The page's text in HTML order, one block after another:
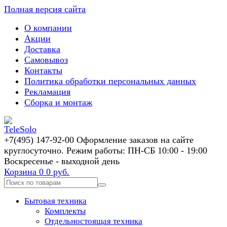
Полная версия сайта
О компании
Акции
Доставка
Самовывоз
Контакты
Политика обработки персональных данных
Рекламация
Сборка и монтаж
+7(495) 147-92-00 Оформление заказов на сайте
круглосуточно. Режим работы: ПН-СБ 10:00 - 19:00
Воскресенье - выходной день
Корзина 0 0 руб.
Бытовая техника
Комплекты
Отдельностоящая техника